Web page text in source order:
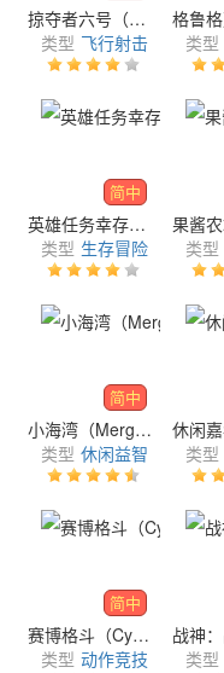
掠夺者六号（Raider SIX）
类型 飞行射击
类型
简中
英雄任务幸存者（Heroes Quest Survivor）
类型 生存冒险
类型
简中
小海湾（Merge Cove）
类型 休闲益智
类型
简中
赛博格斗（Cyber Arena）
类型 动作竞技
类型